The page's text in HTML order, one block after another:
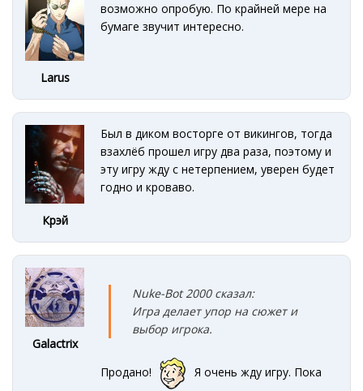
Larus
возможно опробую. По крайней мере на
бумаге звучит интересно.
Крэй
Был в диком восторге от викингов, тогда
взахлёб прошел игру два раза, поэтому и
эту игру жду с нетерпением, уверен будет
годно и кроваво.
Galactrix
Nuke-Bot 2000 сказал:
Игра делает упор на сюжет и
выбор игрока.
Продано!
Я очень жду игру. Пока